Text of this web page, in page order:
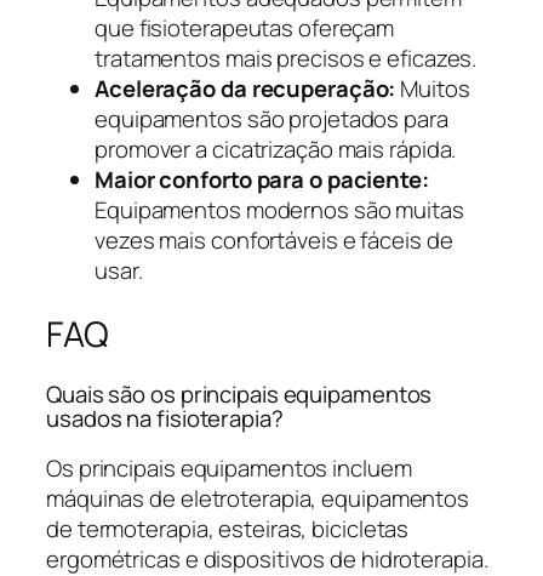
que fisioterapeutas ofereçam
tratamentos mais precisos e eficazes.
Aceleração da recuperação: Muitos
equipamentos são projetados para
promover a cicatrização mais rápida.
Maior conforto para o paciente:
Equipamentos modernos são muitas
vezes mais confortáveis e fáceis de
usar.
FAQ
Quais são os principais equipamentos
usados na fisioterapia?
Os principais equipamentos incluem
máquinas de eletroterapia, equipamentos
de termoterapia, esteiras, bicicletas
ergométricas e dispositivos de hidroterapia.